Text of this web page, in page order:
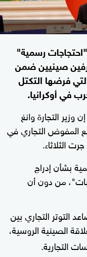
رسمية"
صينيين ضمن
فرضها التكتل
في أوكرانيا.
وزير التجارة وانغ
المفوض التجاري في
الثلاثاء.
بشأن إدراج
من دون أن
التوتر التجاري بين
الصينية الروسية،
التجارية.